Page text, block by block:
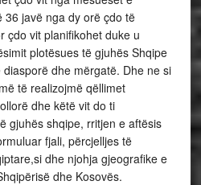
36 javë nga dy orë çdo të
çdo vit planifikohet duke u
plotësues të gjuhës Shqipe
dhe mërgatë. Dhe ne si
të realizojmë qëllimet
dhe këtë vit do ti
gjuhës shqipe, rritjen e aftësis
fjali, përcjelljes të
dhe njohja gjeografike e
dhe Kosovës.